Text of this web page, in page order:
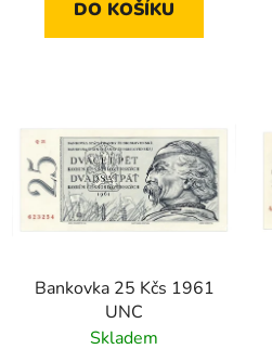
DO KOŠÍKU
Bankovka 25 Kčs 1961
UNC
Skladem